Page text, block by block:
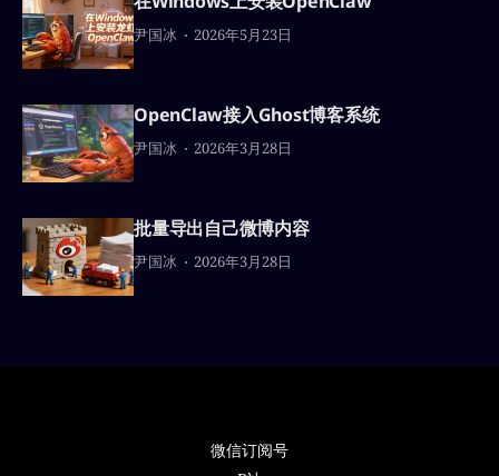
尹国冰 2026年5月23日
OpenClaw接入Ghost博客系统
尹国冰 2026年3月28日
批量导出自己微博内容
尹国冰 2026年3月28日
微信订阅号